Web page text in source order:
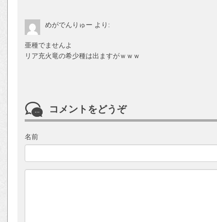
めがでんりゅー より:
亜種でませんよ
リア充火竜の希少種は出ますがｗｗｗ
コメントをどうぞ
名前